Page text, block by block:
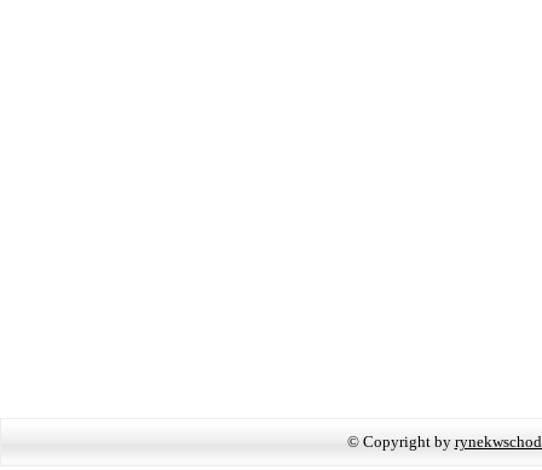
© Copyright by